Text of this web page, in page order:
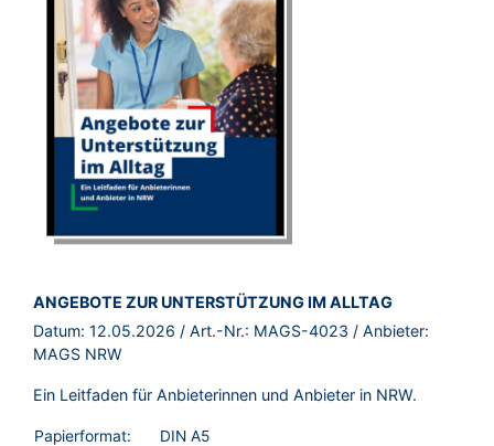
BROSCHÜRE:
ANGEBOTE ZUR UNTERSTÜTZUNG IM ALLTAG
Datum: 12.05.2026 / Art.-Nr.: MAGS-4023 / Anbieter:
MAGS NRW
Ein Leitfaden für Anbieterinnen und Anbieter in NRW.
Papierformat:
DIN A5